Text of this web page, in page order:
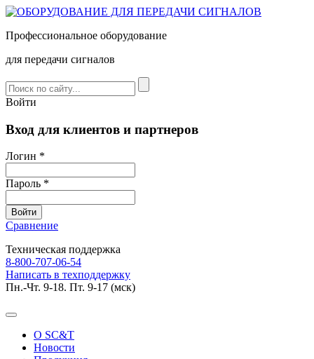
Профессиональное оборудование
для передачи сигналов
Войти
Вход для клиентов и партнеров
Логин *
Пароль *
Сравнение
Техническая поддержка
8-800-707-06-54
Написать в техподдержку
Пн.-Чт. 9-18. Пт. 9-17 (мск)
О SC&T
Новости